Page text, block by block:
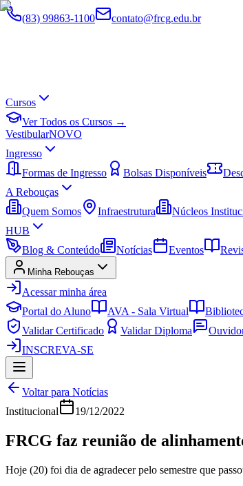
(83) 99863-1100 contato@frcg.edu.br
Cursos
Ver Todos os Cursos →
VestibularNOVO
Ingresso
Formas de Ingresso
Bolsas Disponíveis
A Rebouças
Quem Somos
Infraestrutura Núcleos
HUB
Blog & Conteúdo
Notícias Eventos
Minha Rebouças
Acessar minha área
Portal do Aluno
AVA - Sala Virtual
Validar Certificado
Validar Diploma
INSCREVA-SE
Voltar para Notícias
Institucional
19/12/2022
FRCG faz reunião de
Hoje (20) foi dia de agradecer pelo semestre que